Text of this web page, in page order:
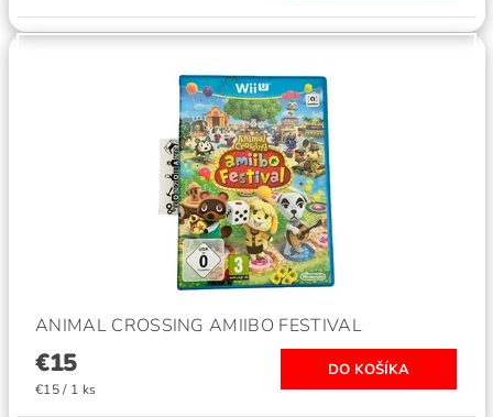
ANIMAL CROSSING AMIIBO FESTIVAL
€15
€15 / 1 ks